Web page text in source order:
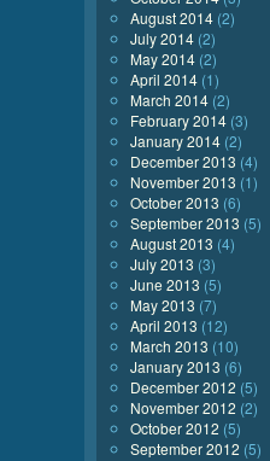
August 2014 (2)
July 2014 (2)
May 2014 (2)
April 2014 (1)
March 2014 (2)
February 2014 (3)
January 2014 (2)
December 2013 (4)
November 2013 (1)
October 2013 (6)
September 2013 (5)
August 2013 (4)
July 2013 (3)
June 2013 (5)
May 2013 (7)
April 2013 (12)
March 2013 (10)
January 2013 (6)
December 2012 (5)
November 2012 (2)
October 2012 (5)
September 2012 (5)